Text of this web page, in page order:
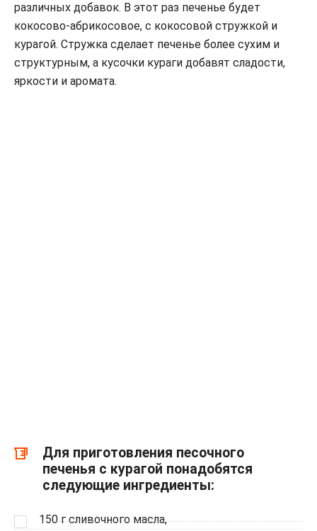
различных добавок. В этот раз печенье будет
кокосово-абрикосовое, с кокосовой стружкой и
курагой. Стружка сделает печенье более сухим и
структурным, а кусочки кураги добавят сладости,
яркости и аромата.
Для приготовления песочного
печенья с курагой понадобятся
следующие ингредиенты:
150 г сливочного масла,